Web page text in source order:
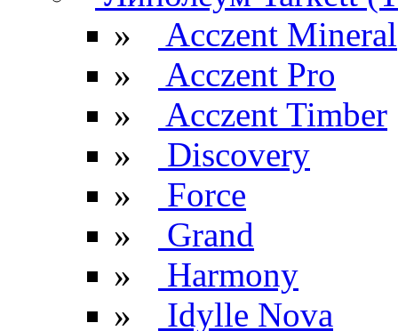
»
Acczent Mineral
»
Acczent Pro
»
Acczent Timber
»
Discovery
»
Force
»
Grand
»
Harmony
»
Idylle Nova